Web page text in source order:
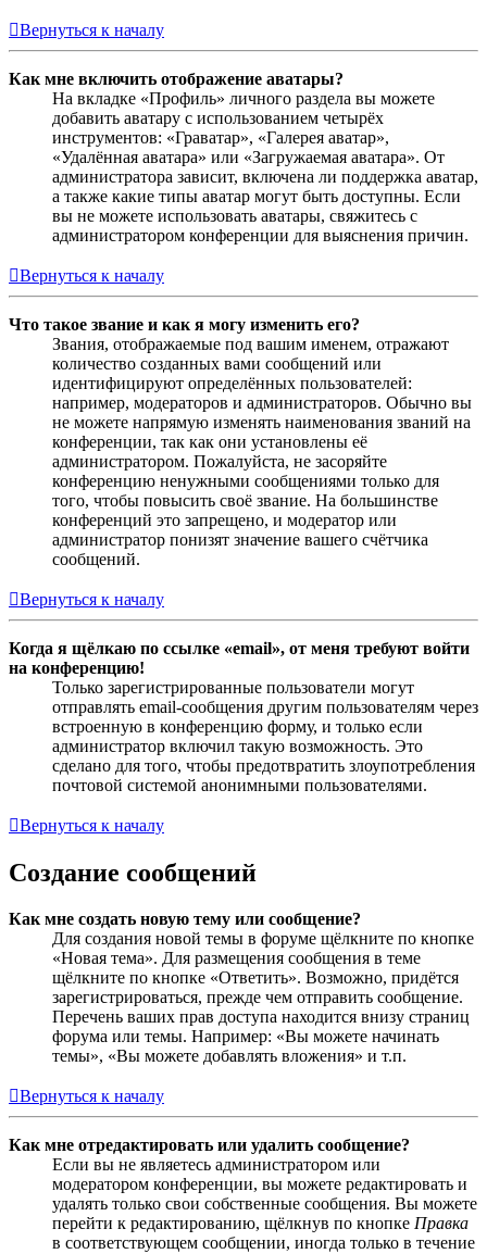
Вернуться к началу
Как мне включить отображение аватары?
На вкладке «Профиль» личного раздела вы можете
добавить аватару с использованием четырёх
инструментов: «Граватар», «Галерея аватар»,
«Удалённая аватара» или «Загружаемая аватара». От
администратора зависит, включена ли поддержка аватар,
а также какие типы аватар могут быть доступны. Если
вы не можете использовать аватары, свяжитесь с
администратором конференции для выяснения причин.
Вернуться к началу
Что такое звание и как я могу изменить его?
Звания, отображаемые под вашим именем, отражают
количество созданных вами сообщений или
идентифицируют определённых пользователей:
например, модераторов и администраторов. Обычно вы
не можете напрямую изменять наименования званий на
конференции, так как они установлены её
администратором. Пожалуйста, не засоряйте
конференцию ненужными сообщениями только для
того, чтобы повысить своё звание. На большинстве
конференций это запрещено, и модератор или
администратор понизят значение вашего счётчика
сообщений.
Вернуться к началу
Когда я щёлкаю по ссылке «email», от меня требуют войти
на конференцию!
Только зарегистрированные пользователи могут
отправлять email-сообщения другим пользователям через
встроенную в конференцию форму, и только если
администратор включил такую возможность. Это
сделано для того, чтобы предотвратить злоупотребления
почтовой системой анонимными пользователями.
Вернуться к началу
Создание сообщений
Как мне создать новую тему или сообщение?
Для создания новой темы в форуме щёлкните по кнопке
«Новая тема». Для размещения сообщения в теме
щёлкните по кнопке «Ответить». Возможно, придётся
зарегистрироваться, прежде чем отправить сообщение.
Перечень ваших прав доступа находится внизу страниц
форума или темы. Например: «Вы можете начинать
темы», «Вы можете добавлять вложения» и т.п.
Вернуться к началу
Как мне отредактировать или удалить сообщение?
Если вы не являетесь администратором или
модератором конференции, вы можете редактировать и
удалять только свои собственные сообщения. Вы можете
перейти к редактированию, щёлкнув по кнопке Правка
в соответствующем сообщении, иногда только в течение